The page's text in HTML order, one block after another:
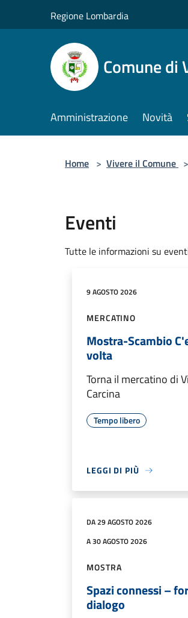
Regione Lombardia
Comune di
Amministrazione Novità
Home > Vivere il Comune >
Eventi
Tutte le informazioni su
9 AGOSTO 2026
MERCATINO
Mostra-Scambio
volta
Torna il mercatino di
Carcina
Tempo libero
LEGGI DI PIÙ
DA 29 AGOSTO 2026
A 30 AGOSTO 2026
MOSTRA
Spazi connessi –
dialogo